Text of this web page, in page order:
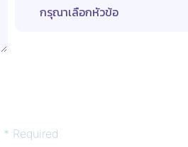
* Required